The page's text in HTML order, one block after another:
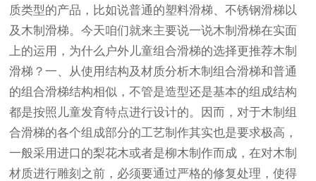
质类型的产品，比如说普通的塑料滑梯、不锈钢滑梯以
及木制滑梯。今天咱们就来主要说一说木制滑梯在实面
上的运用，为什么户外儿童组合滑梯的选择更推荐木制
滑梯？一、从使用结构及材质分析木制组合滑梯和普通
的组合滑梯结构相似，不管是造型还是基本的组成结构
都是按照儿童发育特点进行设计的。因而，对于木制组
合滑梯的各个组成部分的工艺制作其实也是要求极高，
一般采用进口的梨花木或者是柳木制作而成，在对木制
材质进行雕刻之前，必须要通过严格的修复处理，使得